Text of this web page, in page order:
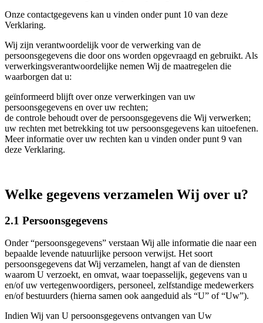
Onze contactgegevens kan u vinden onder punt 10 van deze
Verklaring.
Wij zijn verantwoordelijk voor de verwerking van de
persoonsgegevens die door ons worden opgevraagd en gebruikt. Als
verwerkingsverantwoordelijke nemen Wij de maatregelen die
waarborgen dat u:
geïnformeerd blijft over onze verwerkingen van uw
persoonsgegevens en over uw rechten;
de controle behoudt over de persoonsgegevens die Wij verwerken;
uw rechten met betrekking tot uw persoonsgegevens kan uitoefenen.
Meer informatie over uw rechten kan u vinden onder punt 9 van
deze Verklaring.
Welke gegevens verzamelen Wij over u?
2.1 Persoonsgegevens
Onder “persoonsgegevens” verstaan Wij alle informatie die naar een
bepaalde levende natuurlijke persoon verwijst. Het soort
persoonsgegevens dat Wij verzamelen, hangt af van de diensten
waarom U verzoekt, en omvat, waar toepasselijk, gegevens van u
en/of uw vertegenwoordigers, personeel, zelfstandige medewerkers
en/of bestuurders (hierna samen ook aangeduid als “U” of “Uw”).
Indien Wij van U persoonsgegevens ontvangen van Uw